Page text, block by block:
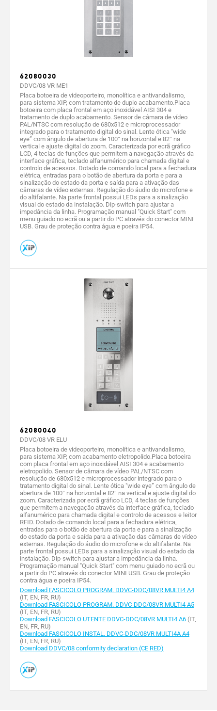
62080030
DDVC/08 VR ME1
Placa botoeira de videoporteiro, monolítica e antivandalismo,
para sistema XIP, com tratamento de duplo acabamento.Placa
botoeira com placa frontal em aço inoxidável AISI 304 e
tratamento de duplo acabamento. Sensor de câmara de vídeo
PAL/NTSC com resolução de 680x512 e microprocessador
integrado para o tratamento digital do sinal. Lente ótica "wide
eye” com ângulo de abertura de 100° na horizontal e 82° na
vertical e ajuste digital do zoom. Caracterizada por ecrã gráfico
LCD, 4 teclas de funções que permitem a navegação através da
interface gráfica, teclado alfanumérico para chamada digital e
controlo de acessos. Dotado de comando local para a fechadura
elétrica, entradas para o botão de abertura da porta e para a
sinalização do estado da porta e saída para a ativação das
câmaras de vídeo externas. Regulação do áudio do microfone e
do altifalante. Na parte frontal possui LEDs para a sinalização
visual do estado da instalação. Dip-switch para ajustar a
impedância da linha. Programação manual "Quick Start" com
menu guiado no ecrã ou a partir do PC através do conector MINI
USB. Grau de proteção contra água e poeira IP54.
62080040
DDVC/08 VR ELU
Placa botoeira de videoporteiro, monolítica e antivandalismo,
para sistema XIP, com acabamento eletropolido.Placa botoeira
com placa frontal em aço inoxidável AISI 304 e acabamento
eletropolido. Sensor de câmara de vídeo PAL/NTSC com
resolução de 680x512 e microprocessador integrado para o
tratamento digital do sinal. Lente ótica "wide eye” com ângulo de
abertura de 100° na horizontal e 82° na vertical e ajuste digital do
zoom. Caracterizada por ecrã gráfico LCD, 4 teclas de funções
que permitem a navegação através da interface gráfica, teclado
alfanumérico para chamada digital e controlo de acessos e leitor
RFID. Dotado de comando local para a fechadura elétrica,
entradas para o botão de abertura da porta e para a sinalização
do estado da porta e saída para a ativação das câmaras de vídeo
externas. Regulação do áudio do microfone e do altifalante. Na
parte frontal possui LEDs para a sinalização visual do estado da
instalação. Dip-switch para ajustar a impedância da linha.
Programação manual "Quick Start" com menu guiado no ecrã ou
a partir do PC através do conector MINI USB. Grau de proteção
contra água e poeira IP54.
Download FASCICOLO PROGRAM. DDVC-DDC/08VR MULTI4 A4
(IT, EN, FR, RU)
Download FASCICOLO PROGRAM. DDVC-DDC/08VR MULTI4 A5
(IT, EN, FR, RU)
Download FASCICOLO UTENTE DDVC-DDC/08VR MULTI4 A6 (IT,
EN, FR, RU)
Download FASCICOLO INSTAL. DDVC-DDC/08VR MULTI4A A4
(IT, EN, FR, RU)
Download DDVC/08 conformity declaration (CE RED)